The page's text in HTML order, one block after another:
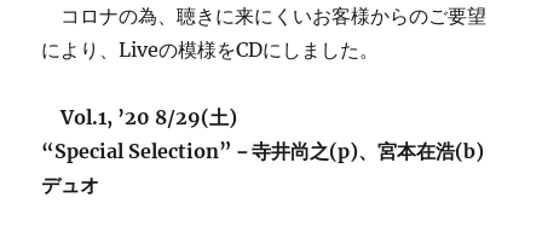
に
コロナの為、聴きに来にくいお客様からのご要望
により、Liveの模様をCDにしました。
Vol.1, ’20 8/29(土)
“Special Selection”－寺井尚之(p)、宮本在浩(b)
デュオ